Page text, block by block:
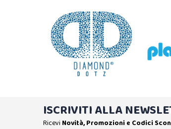
ISCRIVITI ALLA
Ricevi Novità, Promozioni e Codici